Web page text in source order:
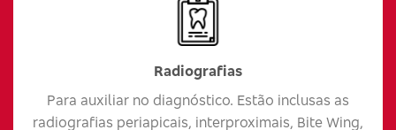
Radiografias
Para auxiliar no diagnóstico. Estão inclusas as
radiografias periapicais, interproximais, Bite Wing,